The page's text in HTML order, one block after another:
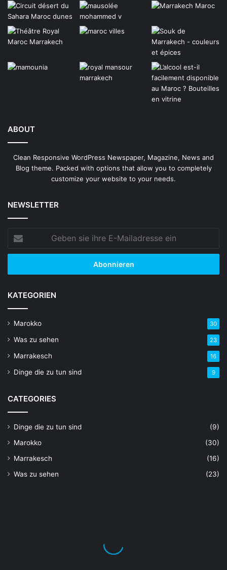
ABOUT
Clean Responsive WordPress Newspaper, Magazine, News and
Blog theme. Packed with options that allow you to completely
customize your website to your needs.
NEWSLETTER
Geben
sie
ihre
Mailadresse
KATEGORIEN
Marokko 30
Was zu sehen 23
Marrakesch 16
Dinge die zu tun sind 9
CATEGORIES
Dinge die zu tun sind
(9)
Marokko
(30)
Marrakesch
(16)
Was zu sehen
(23)